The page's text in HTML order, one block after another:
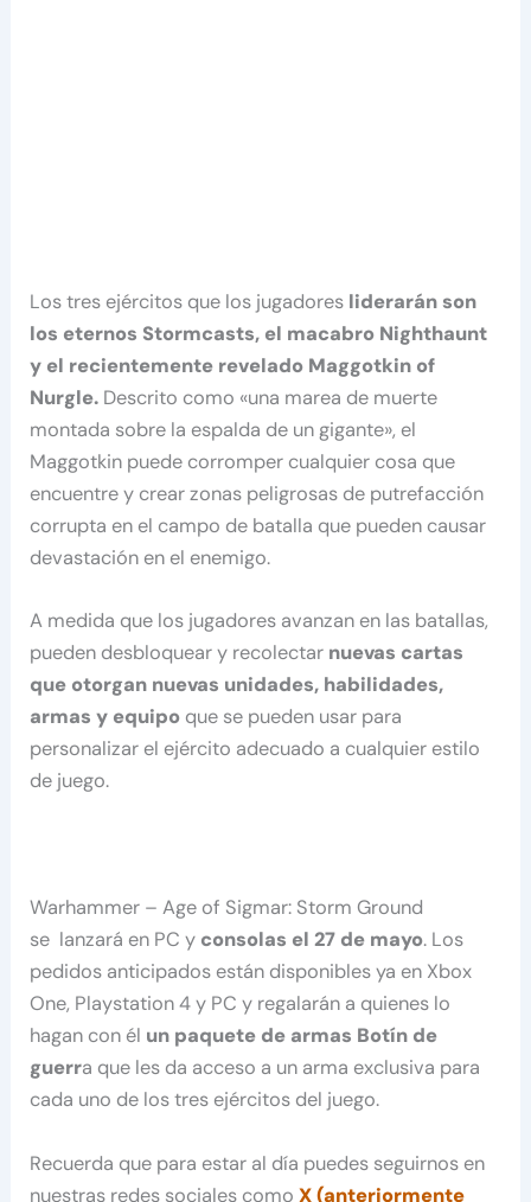
Los tres ejércitos que los jugadores liderarán son
los eternos Stormcasts, el macabro Nighthaunt
y el recientemente revelado Maggotkin of
Nurgle. Descrito como «una marea de muerte
montada sobre la espalda de un gigante», el
Maggotkin puede corromper cualquier cosa que
encuentre y crear zonas peligrosas de putrefacción
corrupta en el campo de batalla que pueden causar
devastación en el enemigo.
A medida que los jugadores avanzan en las batallas,
pueden desbloquear y recolectar nuevas cartas
que otorgan nuevas unidades, habilidades,
armas y equipo que se pueden usar para
personalizar el ejército adecuado a cualquier estilo
de juego.
Warhammer – Age of Sigmar: Storm Ground
se lanzará en PC y consolas el 27 de mayo. Los
pedidos anticipados están disponibles ya en Xbox
One, Playstation 4 y PC y regalarán a quienes lo
hagan con él un paquete de armas Botín de
guerra que les da acceso a un arma exclusiva para
cada uno de los tres ejércitos del juego.
Recuerda que para estar al día puedes seguirnos en
nuestras redes sociales comoX (anteriormente